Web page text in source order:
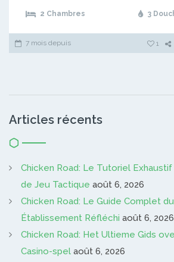
2 Chambres 3
7 mois depuis 1
Articles récents
Chicken Road: Le Tutoriel
de Jeu Tactique août 6, 2026
Chicken Road: Le Guide Complet
Établissement Réfléchi août 6, 2026
Chicken Road: Het Ultieme Gids
Casino-spel août 6, 2026